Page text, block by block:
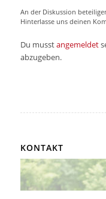
An der Diskussion
Hinterlasse uns deinen
Du musstangemeldet
abzugeben.
KONTAKT